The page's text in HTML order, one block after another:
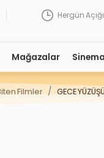
Hergün
Mağazalar Sinema
Filmler / GECE YÜZÜŞÜ